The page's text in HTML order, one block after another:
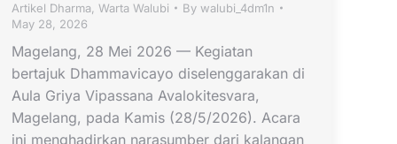
Artikel Dharma Warta Walubi By walubi_4dm1n
May 28, 2026
Magelang, 28 Mei 2026 — Kegiatan
bertajuk Dhammavicayo diselenggarakan di
Aula Griya Vipassana Avalokitesvara,
Magelang, pada Kamis (28/5/2026). Acara
ini menghadirkan narasumber dari kalangan